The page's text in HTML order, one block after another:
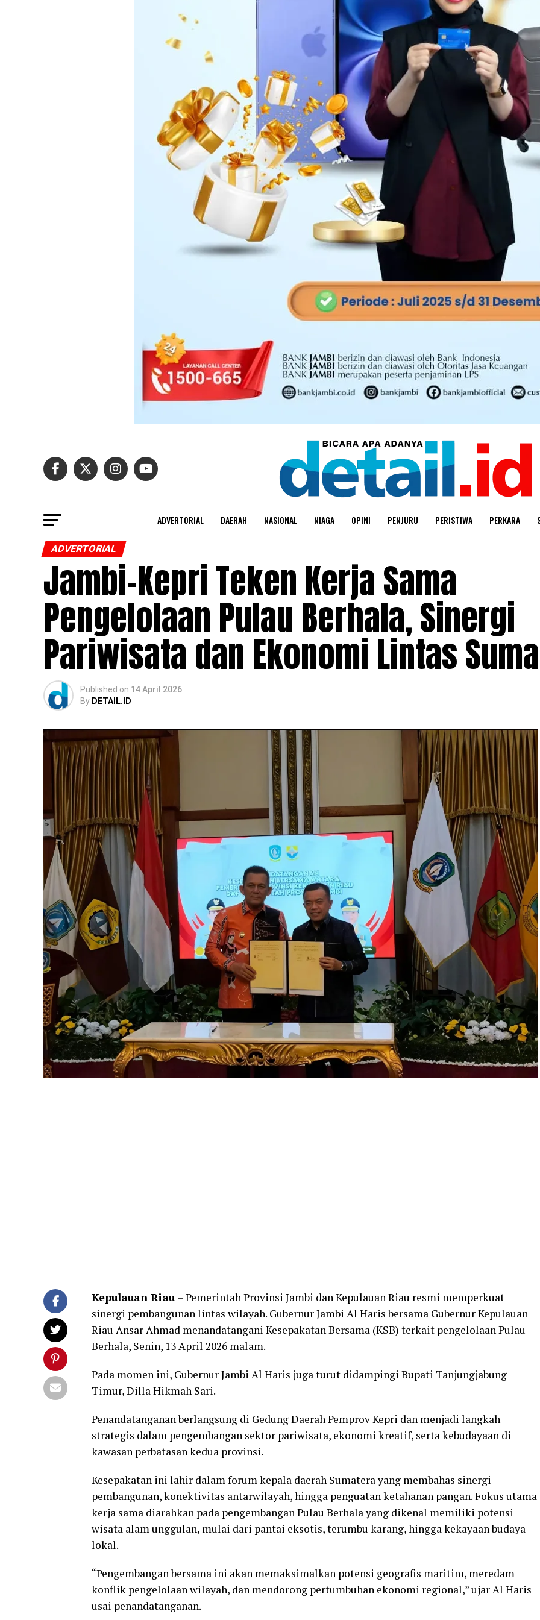
ADVERTORIAL DAERAH NASIONAL NIAGA OPINI PENJURU PERISTIWA PERKARA
ADVERTORIAL
Jambi–Kepri Teken Kerja Sama
Pengelolaan Pulau Berhala, Sinergi
Pariwisata dan Ekonomi Lintas
Published on 14 April 2026
By DETAIL.ID
Kepulauan Riau – Pemerintah Provinsi Jambi dan Kepulauan Riau resmi memperkuat
sinergi pembangunan lintas wilayah. Gubernur Jambi Al Haris bersama Gubernur Kepulauan
Riau Ansar Ahmad menandatangani Kesepakatan Bersama (KSB) terkait pengelolaan Pulau
Berhala, Senin, 13 April 2026 malam.
Pada momen ini, Gubernur Jambi Al Haris juga turut didampingi Bupati Tanjungjabung
Timur, Dilla Hikmah Sari.
Penandatanganan berlangsung di Gedung Daerah Pemprov Kepri dan menjadi langkah
strategis dalam pengembangan sektor pariwisata, ekonomi kreatif, serta kebudayaan di
kawasan perbatasan kedua provinsi.
Kesepakatan ini lahir dalam forum kepala daerah Sumatera yang membahas sinergi
pembangunan, konektivitas antarwilayah, hingga penguatan ketahanan pangan. Fokus utama
kerja sama diarahkan pada pengembangan Pulau Berhala yang dikenal memiliki potensi
wisata alam unggulan, mulai dari pantai eksotis, terumbu karang, hingga kekayaan budaya
lokal.
“Pengembangan bersama ini akan memaksimalkan potensi geografis maritim, meredam
konflik pengelolaan wilayah, dan mendorong pertumbuhan ekonomi regional,” ujar Al Haris
usai penandatanganan.